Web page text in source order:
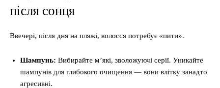
після сонця
Ввечері, після дня на пляжі, волосся потребує «пити».
Шампунь: Вибирайте м’які, зволожуючі серії. Уникайте
шампунів для глибокого очищення — вони влітку занадто
агресивні.